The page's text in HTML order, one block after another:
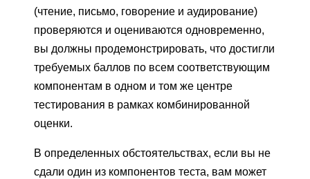
(чтение, письмо, говорение и аудирование)
проверяются и оцениваются одновременно,
вы должны продемонстрировать, что достигли
требуемых баллов по всем соответствующим
компонентам в одном и том же центре
тестирования в рамках комбинированной
оценки.
В определенных обстоятельствах, если вы не
сдали один из компонентов теста, вам может